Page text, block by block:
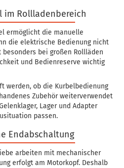
im Rollladenbereich
ermöglicht die manuelle
die elektrische Bedienung nicht
bei großen Rollläden
und Bedienreserve wichtig
werden, ob die Kurbelbedienung
Zubehör weiterverwendet
Lager und Adapter
passen.
Endabschaltung
arbeiten mit mechanischer
erfolgt am Motorkopf. Deshalb